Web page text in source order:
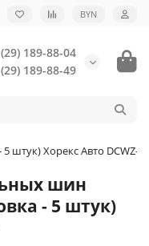
BYN
189-88-04
189-88-49
штук) Хорекс Авто DCWZ-
шин
- 5 штук)